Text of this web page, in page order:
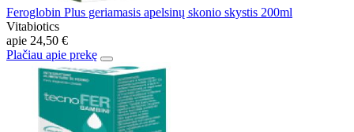
Feroglobin Plus geriamasis apelsinų skonio skystis 200ml
Vitabiotics
apie 24,50 €
Plačiau apie prekę